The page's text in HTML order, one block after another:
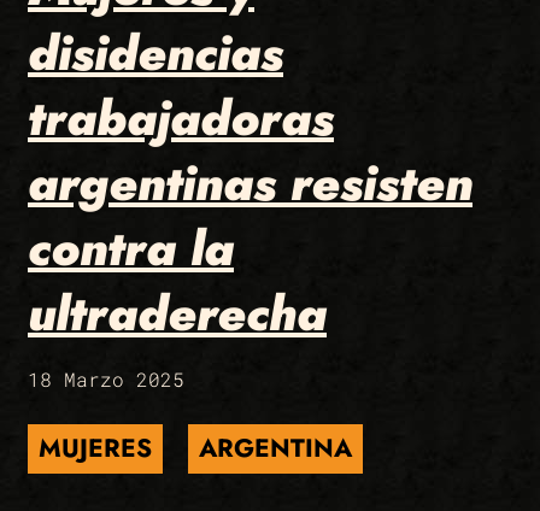
disidencias
trabajadoras
argentinas resisten
contra la
ultraderecha
18 Marzo 2025
MUJERES ARGENTINA